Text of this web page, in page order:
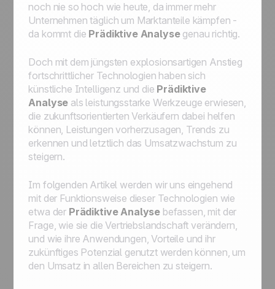
noch nie so hoch wie heute, da immer mehr
Unternehmen täglich um Marktanteile kämpfen -
da kommt die Prädiktive Analysegenau richtig.
Doch mit dem jüngsten explosionsartigen Anstieg
fortschrittlicher Technologien haben sich
künstliche Intelligenz und die Prädiktive
Analyse als leistungsstarke Werkzeuge erwiesen,
die zukunftsorientierten Verkäufern dabei helfen
können, Leistungen vorherzusagen, Trends zu
erkennen und letztlich das Umsatzwachstum zu
steigern.
Im folgenden Artikel werden wir uns eingehend
mit der Funktionsweise dieser Technologien wie
etwa der Prädiktive Analyse befassen, mit der
Frage, wie sie die Vertriebslandschaft verändern,
und wie ihre Anwendungen, Vorteile und ihr
zukünftiges Potenzial genutzt werden können, um
den Umsatz in allen Bereichen zu steigern.